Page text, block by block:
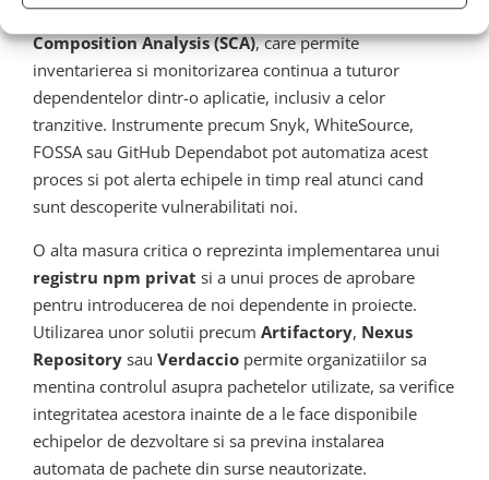
implementarea unui proces formal deSoftware
Composition Analysis (SCA), care permite
inventarierea si monitorizarea continua a tuturor
dependentelor dintr-o aplicatie, inclusiv a celor
tranzitive. Instrumente precum Snyk, WhiteSource,
FOSSA sau GitHub Dependabot pot automatiza acest
proces si pot alerta echipele in timp real atunci cand
sunt descoperite vulnerabilitati noi.
O alta masura critica o reprezinta implementarea unui
registru npm privat si a unui proces de aprobare
pentru introducerea de noi dependente in proiecte.
Utilizarea unor solutii precum Artifactory, Nexus
Repository sau Verdaccio permite organizatiilor sa
mentina controlul asupra pachetelor utilizate, sa verifice
integritatea acestora inainte de a le face disponibile
echipelor de dezvoltare si sa previna instalarea
automata de pachete din surse neautorizate.